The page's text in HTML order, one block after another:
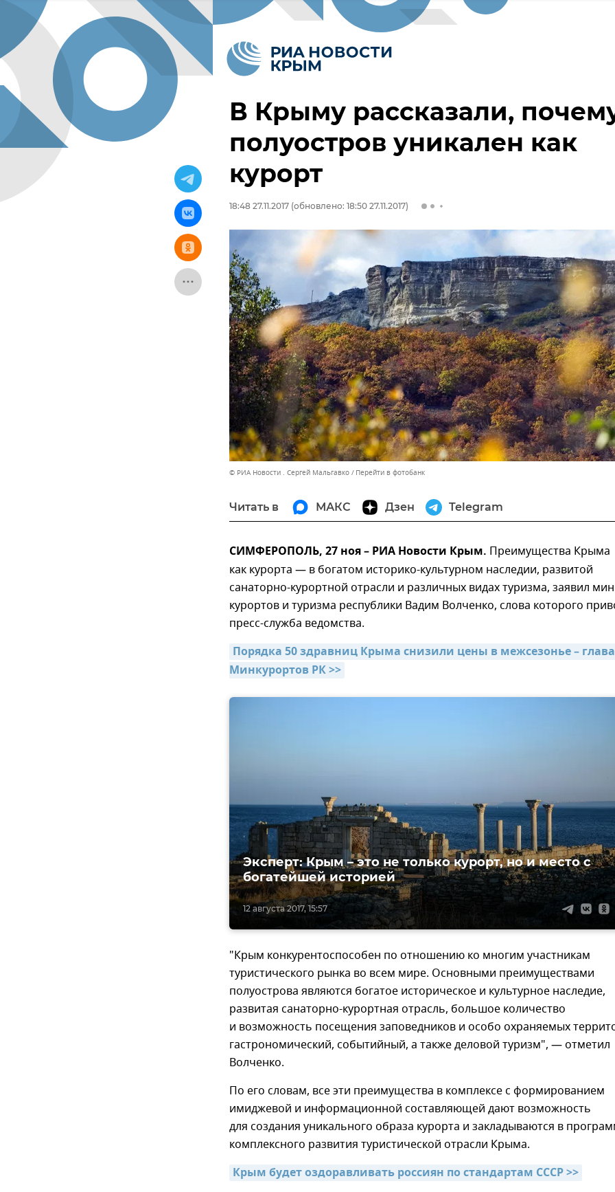
В Крыму рассказали,
полуостров уникален как
курорт
18:48 27.11.2017 (обновлено: 18:50 27.11.2017)
© РИА Новости . Сергей Мальгавко Перейти в фотобанк
Читать в МАКС Дзен Telegram
СИМФЕРОПОЛЬ, 27 ноя – РИА Новости Крым. Преимущества Крыма
как курорта — в богатом историко-культурном наследии, развитой
санаторно-курортной отрасли и различных видах туризма, заявил
курортов и туризма республики Вадим Волченко, слова которого
пресс-служба ведомства.
Порядка 50 здравниц Крыма снизили цены в межсезонье – глава
Минкурортов РК >>
12 августа 2017, 15:57
Эксперт: Крым – это не только курорт, но и место с
богатейшей историей
"Крым конкурентоспособен по отношению ко многим участникам
туристического рынка во всем мире. Основными преимуществами
полуострова являются богатое историческое и культурное наследие,
развитая санаторно-курортная отрасль, большое количество
и возможность посещения заповедников и особо охраняемых
гастрономический, событийный, а также деловой туризм", — отметил
Волченко.
По его словам, все эти преимущества в комплексе с формированием
имиджевой и информационной составляющей дают возможность
для создания уникального образа курорта и закладываются в
комплексного развития туристической отрасли Крыма.
Крым будет оздоравливать россиян по стандартам СССР >>